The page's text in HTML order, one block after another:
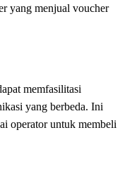
yang menjual voucher
memfasilitasi
yang berbeda. Ini
operator untuk membeli